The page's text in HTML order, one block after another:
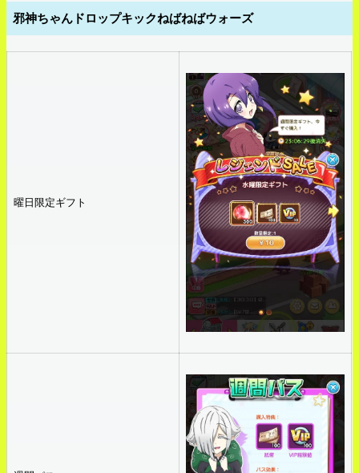
邪神ちゃんドロップキックねばねばウォーズ
曜日限定ギフト